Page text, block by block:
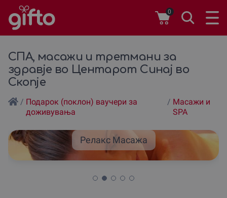
0
СПА, масажи и третмани за
здравjе во Центарот Синај во
Скопjе
/ Подарок (поклон) ваучери за
доживувања
/ Масажи и
SPA
Релакс Масажа